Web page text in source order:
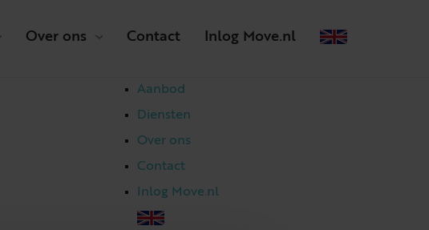
Over ons Contact Inlog Move.nl
Aanbod
Diensten
Over ons
Contact
Inlog Move.nl